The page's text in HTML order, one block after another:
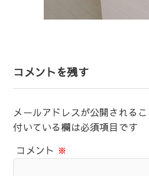
コメントを残す
メールアドレスが公開されるこ
付いている欄は必須項目です
コメント ※